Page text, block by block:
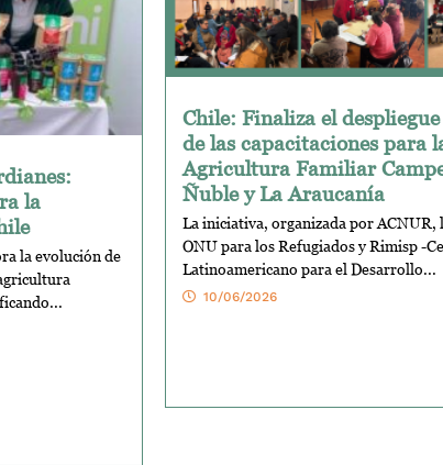
la
la evolución de
Chile: Finaliza el
de las capacitaciones para
Agricultura Familiar
Ñuble y La Araucanía
La iniciativa, organizada por ACNUR,
ONU para los Refugiados y Rimisp -
Latinoamericano para el Desarrollo...
10/06/2026